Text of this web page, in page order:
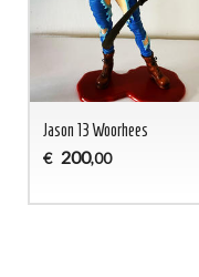
Jason 13 Woorhees
€ 200,00